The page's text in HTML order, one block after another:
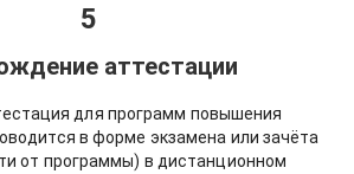
5
аттестации
для программ повышения
в форме экзамена или зачёта
от программы) в дистанционном